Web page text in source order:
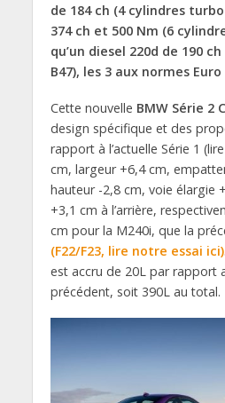
de 184 ch (4 cylindres
374 ch et 500 Nm (6
qu’un diesel 220d de 190
B47), les 3 aux normes Euro
Cette nouvelle BMW Série 2
design spécifique et des
rapport à l’actuelle Série 1
cm, largeur +6,4 cm,
hauteur -2,8 cm, voie élargie
+3,1 cm à l’arrière,
cm pour la M240i, que la
(F22/F23, lire notre essai ici)
est accru de 20L par rapport
précédent, soit 390L au total.